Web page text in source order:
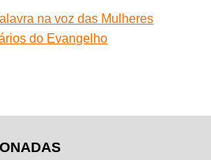
na voz das Mulheres
do Evangelho